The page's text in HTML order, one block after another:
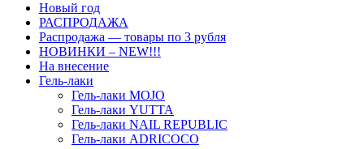
Новый год
РАСПРОДАЖА
Распродажа — товары по 3 рубля
НОВИНКИ – NEW!!!
На внесение
Гель-лаки
Гель-лаки MOJO
Гель-лаки YUTTA
Гель-лаки NAIL REPUBLIC
Гель-лаки ADRICOCO